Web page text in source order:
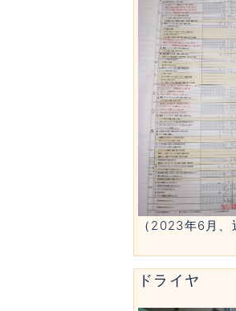
（2023年6月、
ドライヤ